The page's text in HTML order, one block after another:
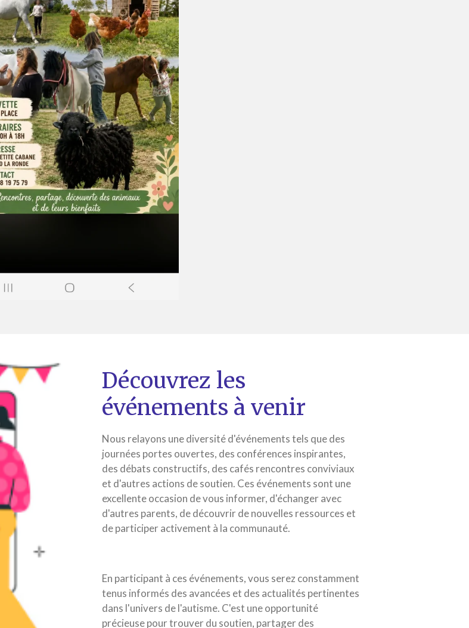
Découvrez les
événements à venir
Nous relayons une diversité d'événements tels que des
journées portes ouvertes, des conférences inspirantes,
des débats constructifs, des cafés rencontres conviviaux
et d'autres actions de soutien. Ces événements sont une
excellente occasion de vous informer, d'échanger avec
d'autres parents, de découvrir de nouvelles ressources et
de participer activement à la communauté.
En participant à ces événements, vous serez constamment
tenus informés des avancées et des actualités pertinentes
dans l'univers de l'autisme. C'est une opportunité
précieuse pour trouver du soutien, partager des